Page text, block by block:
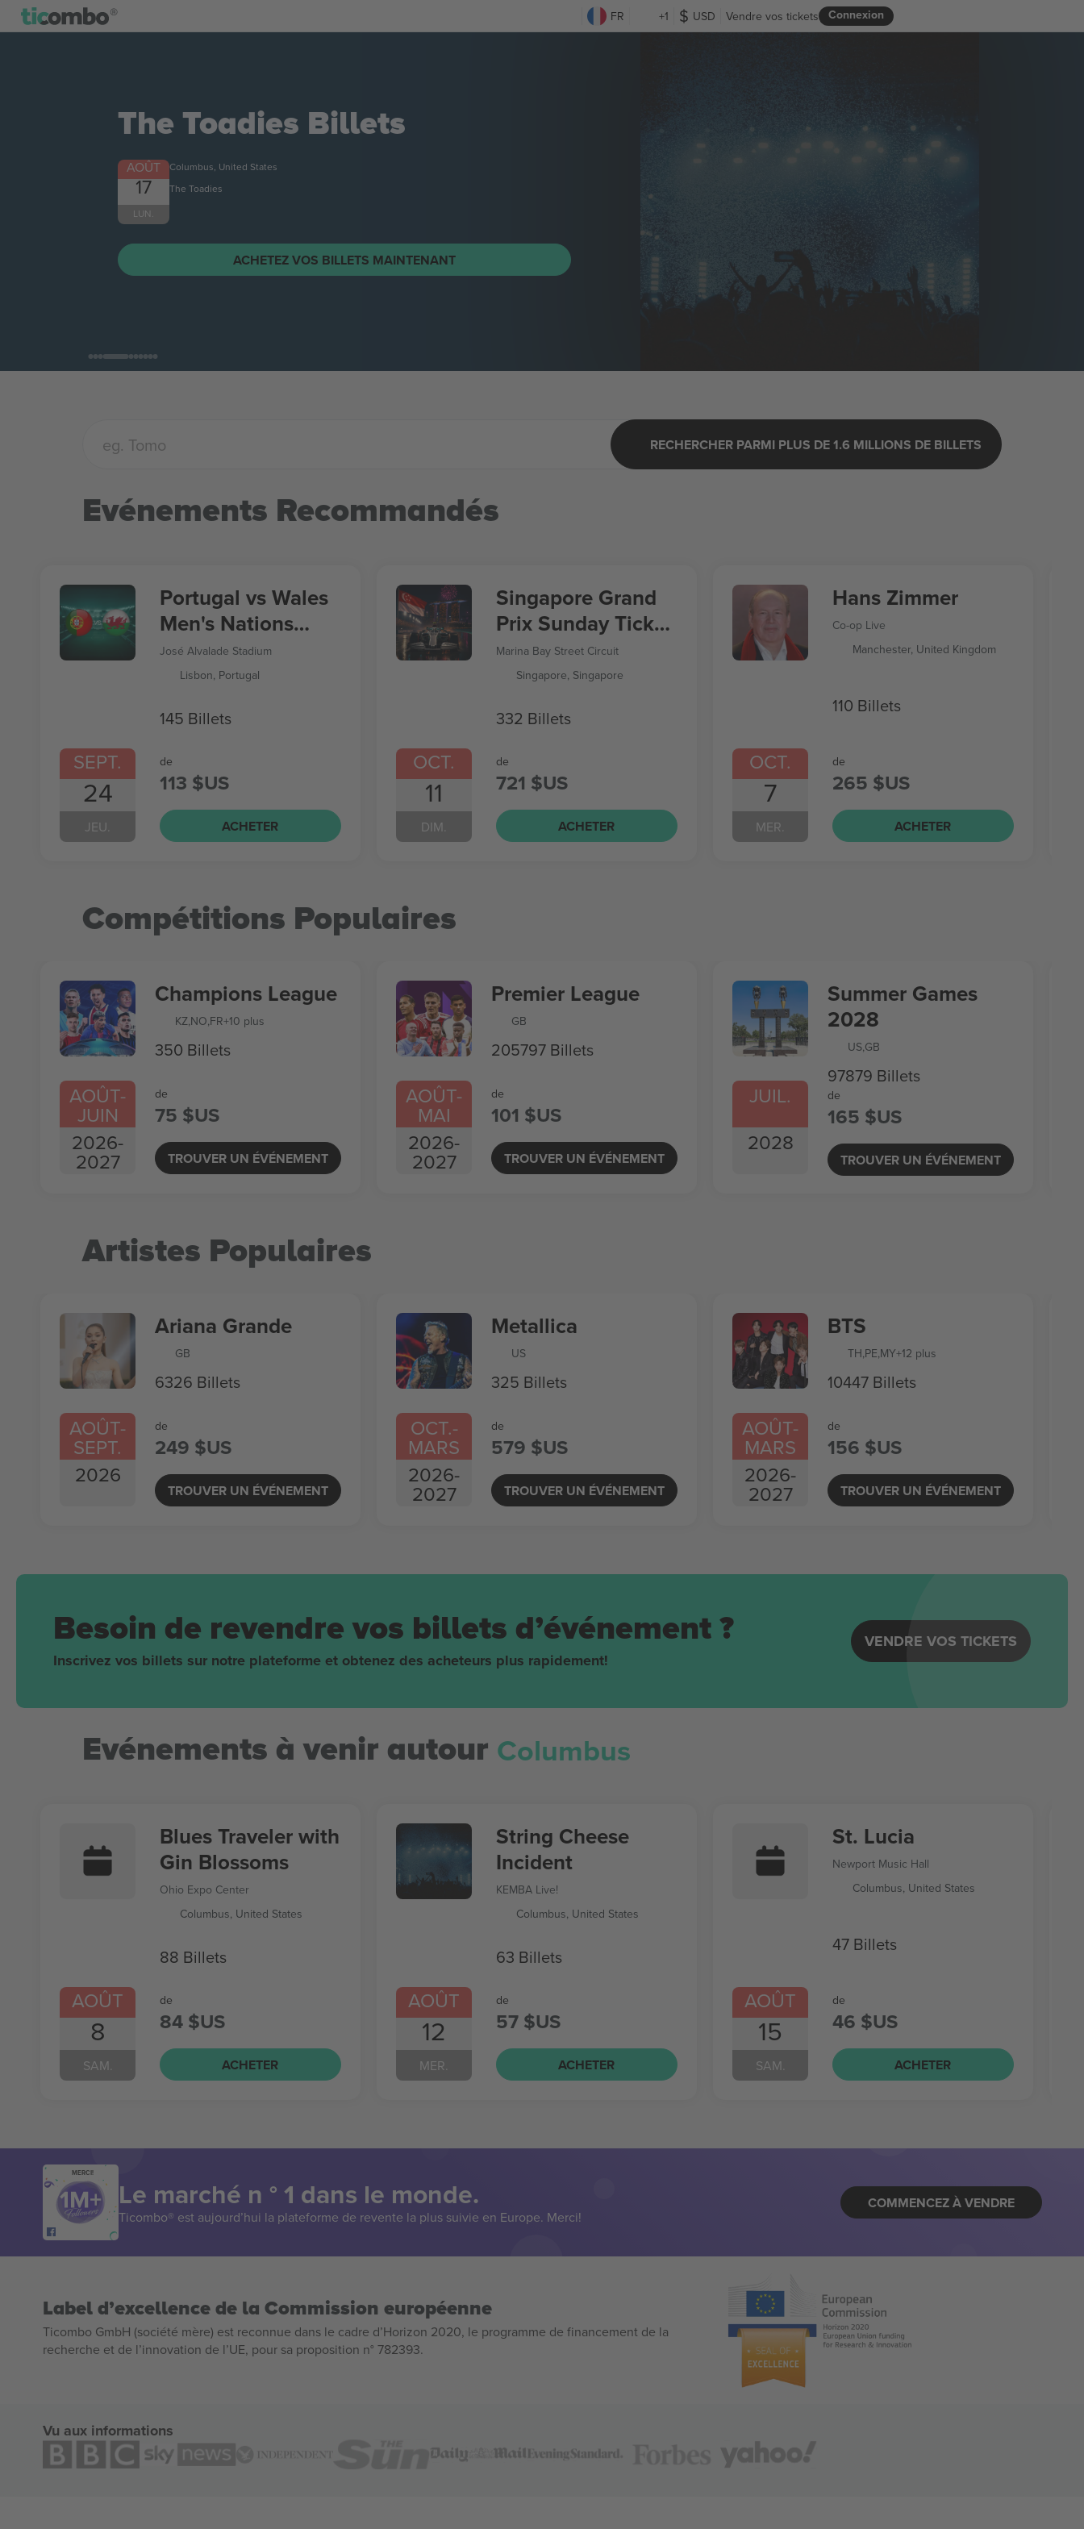
FR +1 USD Connexion
Vendre vos tickets
The Toadies Billets
AOÛT
17
LUN.
Columbus, United States
The Toadies
ACHETEZ VOS BILLETS MAINTENANT
RECHERCHER PARMI PLUS DE 1.6 MILLIONS DE BILLETS
Evénements Recommandés
SEPT.
24
JEU.
Portugal vs Wales
Men's Nations
League
José Alvalade Stadium
Lisbon, Portugal
145 Billets
de
113 $US
ACHETER
OCT.
11
DIM.
Singapore Grand
Prix Sunday Ticket
Formula 1
Marina Bay Street Circuit
Singapore, Singapore
332 Billets
de
721 $US
ACHETER
OCT.
7
MER.
Hans Zimmer
Co-op Live
Manchester, United Kingdom
110 Billets
de
265 $US
ACHETER
Compétitions Populaires
AOÛT-
JUIN
2026-
2027
Champions League
KZ,NO,FR+10 plus
350 Billets
de
75 $US
TROUVER UN ÉVÉNEMENT
AOÛT-
MAI
2026-
2027
Premier League
GB
205797 Billets
de
101 $US
TROUVER UN ÉVÉNEMENT
JUIL.
2028
Summer Games
2028
US,GB
97879 Billets
de
165 $US
TROUVER UN ÉVÉNEMENT
Artistes Populaires
AOÛT-
SEPT.
2026
Ariana Grande
GB
6326 Billets
de
249 $US
TROUVER UN ÉVÉNEMENT
OCT.-
MARS
2026-
2027
Metallica
US
325 Billets
de
579 $US
TROUVER UN ÉVÉNEMENT
AOÛT-
MARS
2026-
2027
BTS
TH,PE,MY+12 plus
10447 Billets
de
156 $US
TROUVER UN ÉVÉNEMENT
Besoin de revendre vos billets d’événement ?
Inscrivez vos billets sur notre plateforme et obtenez des acheteurs plus rapidement!
VENDRE VOS TICKETS
Evénements à venir autour Columbus
AOÛT
8
SAM.
Blues Traveler with
Gin Blossoms
Ohio Expo Center
Columbus, United States
88 Billets
de
84 $US
ACHETER
AOÛT
12
MER.
String Cheese
Incident
KEMBA Live!
Columbus, United States
63 Billets
de
57 $US
ACHETER
AOÛT
15
SAM.
St. Lucia
Newport Music Hall
Columbus, United States
47 Billets
de
46 $US
ACHETER
MERCI!
Le marché n ° 1 dans le monde.
Ticombo® est aujourd’hui la plateforme de revente la plus suivie en Europe. Merci!
COMMENCEZ À VENDRE
Label d’excellence de la Commission européenne
Ticombo GmbH (société mère) est reconnue dans le cadre d’Horizon 2020, le programme de financement de la
recherche et de l’innovation de l’UE, pour sa proposition n° 782393.
Vu aux informations